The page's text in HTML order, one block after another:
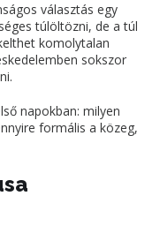
választás egy
túlöltözni, de a túl
komolytalan
sokszor
napokban: milyen
formális a közeg,